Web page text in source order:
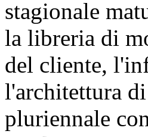
stagionale
la libreria di
del cliente,
l'architettura
pluriennale